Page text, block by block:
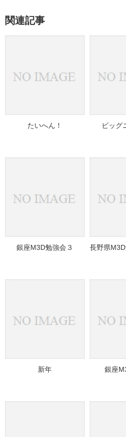
関連記事
たいへん！ ビッグ
銀座M3D勉強会３
長野県
新年 銀座